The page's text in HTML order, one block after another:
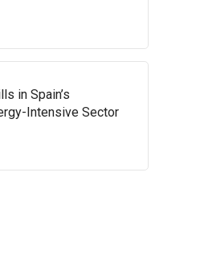
in Spain’s
Intensive Sector